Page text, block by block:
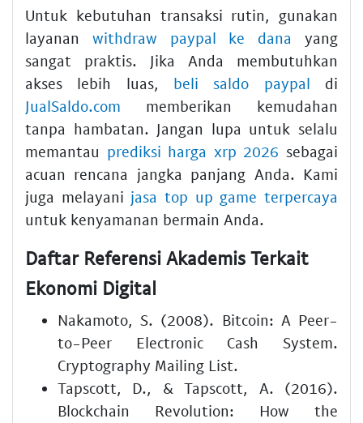
Untuk kebutuhan transaksi rutin, gunakan
layanan withdraw paypal ke dana yang
sangat praktis. Jika Anda membutuhkan
akses lebih luas, beli saldo paypal di
JualSaldo.com memberikan kemudahan
tanpa hambatan. Jangan lupa untuk selalu
memantau prediksi harga xrp 2026 sebagai
acuan rencana jangka panjang Anda. Kami
juga melayani jasa top up game terpercaya
untuk kenyamanan bermain Anda.
Daftar Referensi Akademis Terkait
Ekonomi Digital
Nakamoto, S. (2008). Bitcoin: A Peer-
to-Peer Electronic Cash System.
Cryptography Mailing List.
Tapscott, D., & Tapscott, A. (2016).
Blockchain Revolution: How the